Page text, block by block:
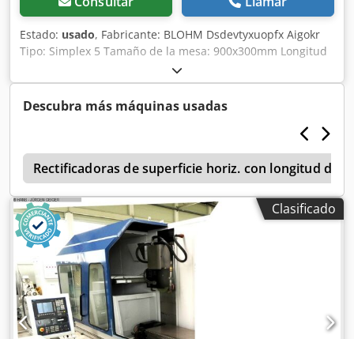
Estado: usado, Fabricante: BLOHM Dsdevtyxuopfx Aigokr
Tipo: Simplex 5 Tamaño de la mesa: 900x300mm Longitud
de trabajo: 600x300mm ¡Sin mesa magnética!
Descubra más máquinas usadas
Rectificadoras de superficie horiz. con longitud de
Clasificado